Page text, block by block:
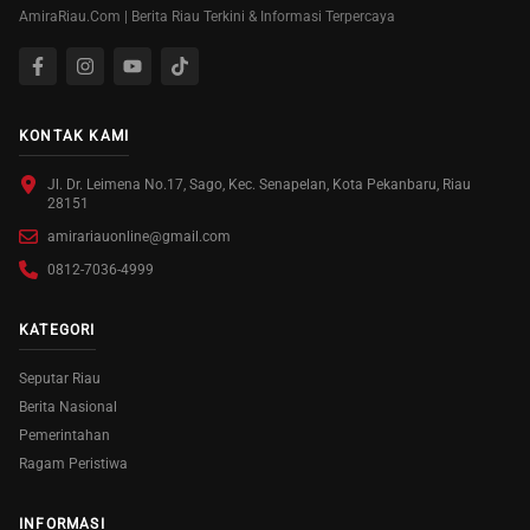
AmiraRiau.Com | Berita Riau Terkini & Informasi Terpercaya
KONTAK KAMI
Jl. Dr. Leimena No.17, Sago, Kec. Senapelan, Kota Pekanbaru, Riau
28151
amirariauonline@gmail.com
0812-7036-4999
KATEGORI
Seputar Riau
Berita Nasional
Pemerintahan
Ragam Peristiwa
INFORMASI